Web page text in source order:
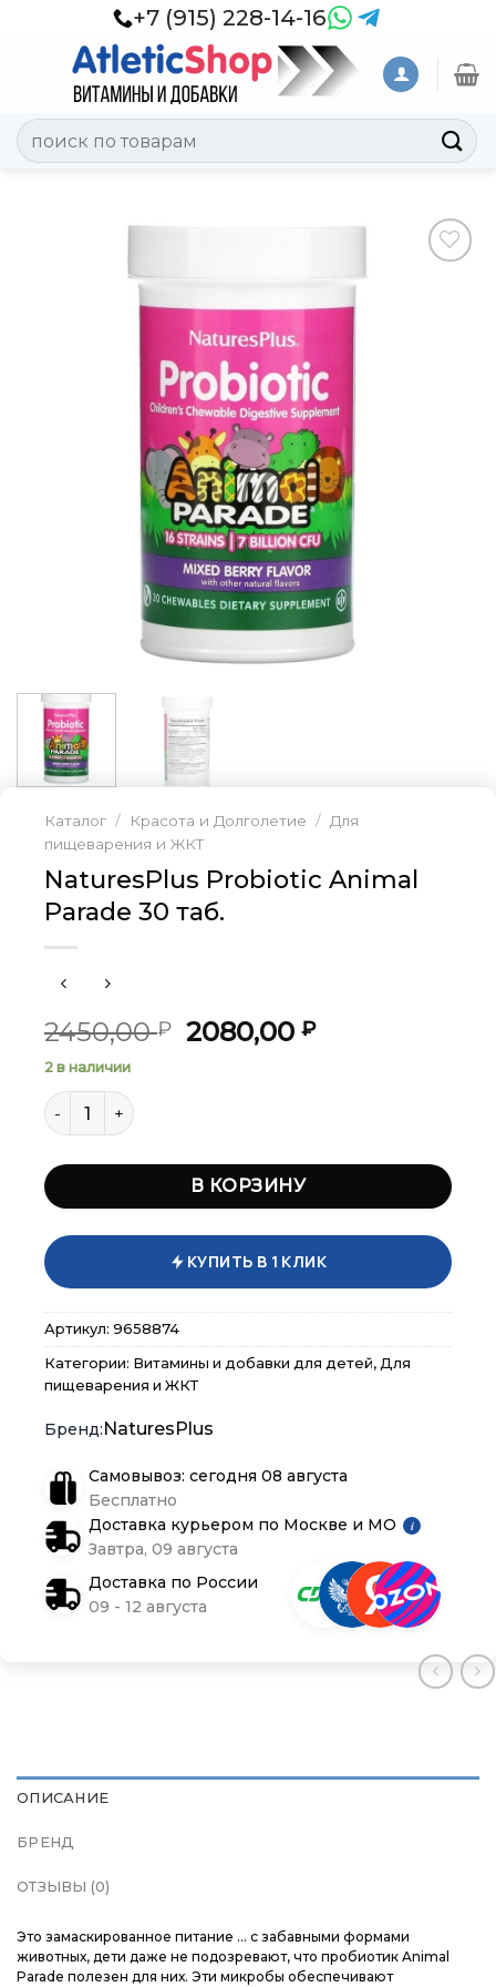
+7 (915) 228-14-16
Искать:
Каталог / Красота и Долголетие / Для
пищеварения и ЖКТ
NaturesPlus Probiotic Animal
Parade 30 таб.
2450,00₽ Первоначальная
2080,00₽Текущая
2 в наличии
Количество товара NaturesPlus Probiotic Animal
В КОРЗИНУ
КУПИТЬ В 1 КЛИК
Артикул: 9658874
Категории: Витамины и добавки для детей, Для
пищеварения и ЖКТ
NaturesPlus
Самовывоз: сегодня 08 августа
Бесплатно
Доставка курьером по Москве и МО
i
Завтра, 09 августа
Доставка по России
09 - 12 августа
ОПИСАНИЕ
БРЕНД
ОТЗЫВЫ (0)
Это замаскированное питание … с забавными формами
животных, дети даже не подозревают, что пробиотик Animal
Parade полезен для них. Эти микробы обеспечивают
Каталог
Бренды
Подарочные сертификаты
Магазины
Контакты
Доставка и оплата
Каталог
Бренды
Подарочные сертификаты
Магазины
Контакты
Доставка и оплата
Каталог
Бренды
Подарочные сертификаты
Магазины
Контакты
Доставка и оплата